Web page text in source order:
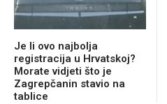
Je li ovo najbolja
registracija u Hrvatskoj?
Morate vidjeti što je
Zagrepčanin stavio na
tablice